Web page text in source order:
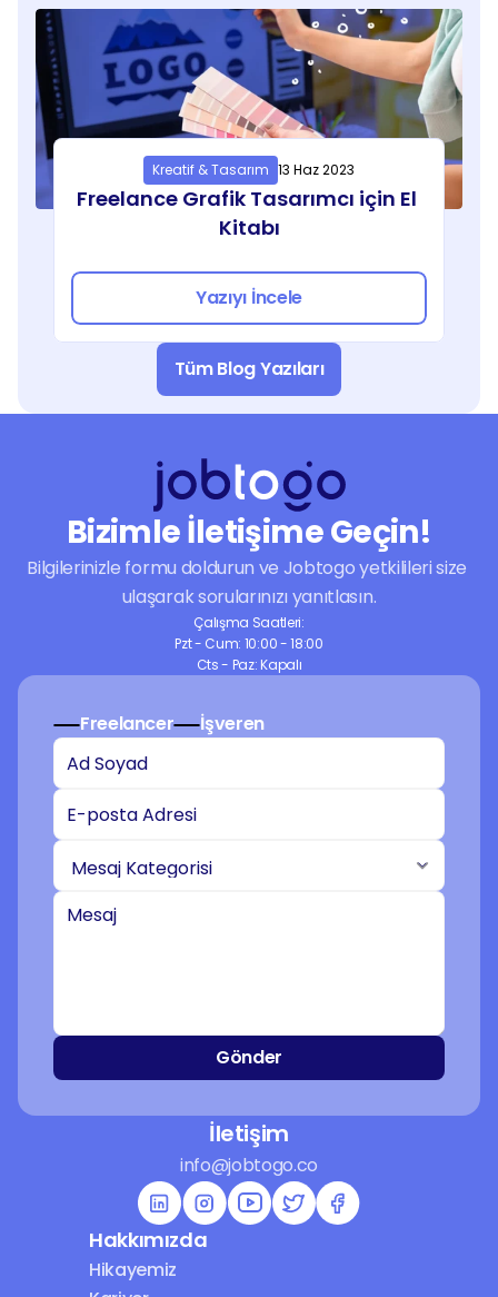
Kreatif & Tasarım 13 Haz 2023
Freelance Grafik Tasarımcı için El
Kitabı
Yazıyı İncele
Tüm Blog Yazıları
Bizimle İletişime Geçin!
Bilgilerinizle formu doldurun ve Jobtogo yetkilileri size
ulaşarak sorularınızı yanıtlasın.
Çalışma Saatleri:
Pzt - Cum: 10:00 - 18:00
Cts - Paz: Kapalı
Freelancer İşveren
Gönder
İletişim
info@jobtogo.co
Hakkımızda
Hikayemiz